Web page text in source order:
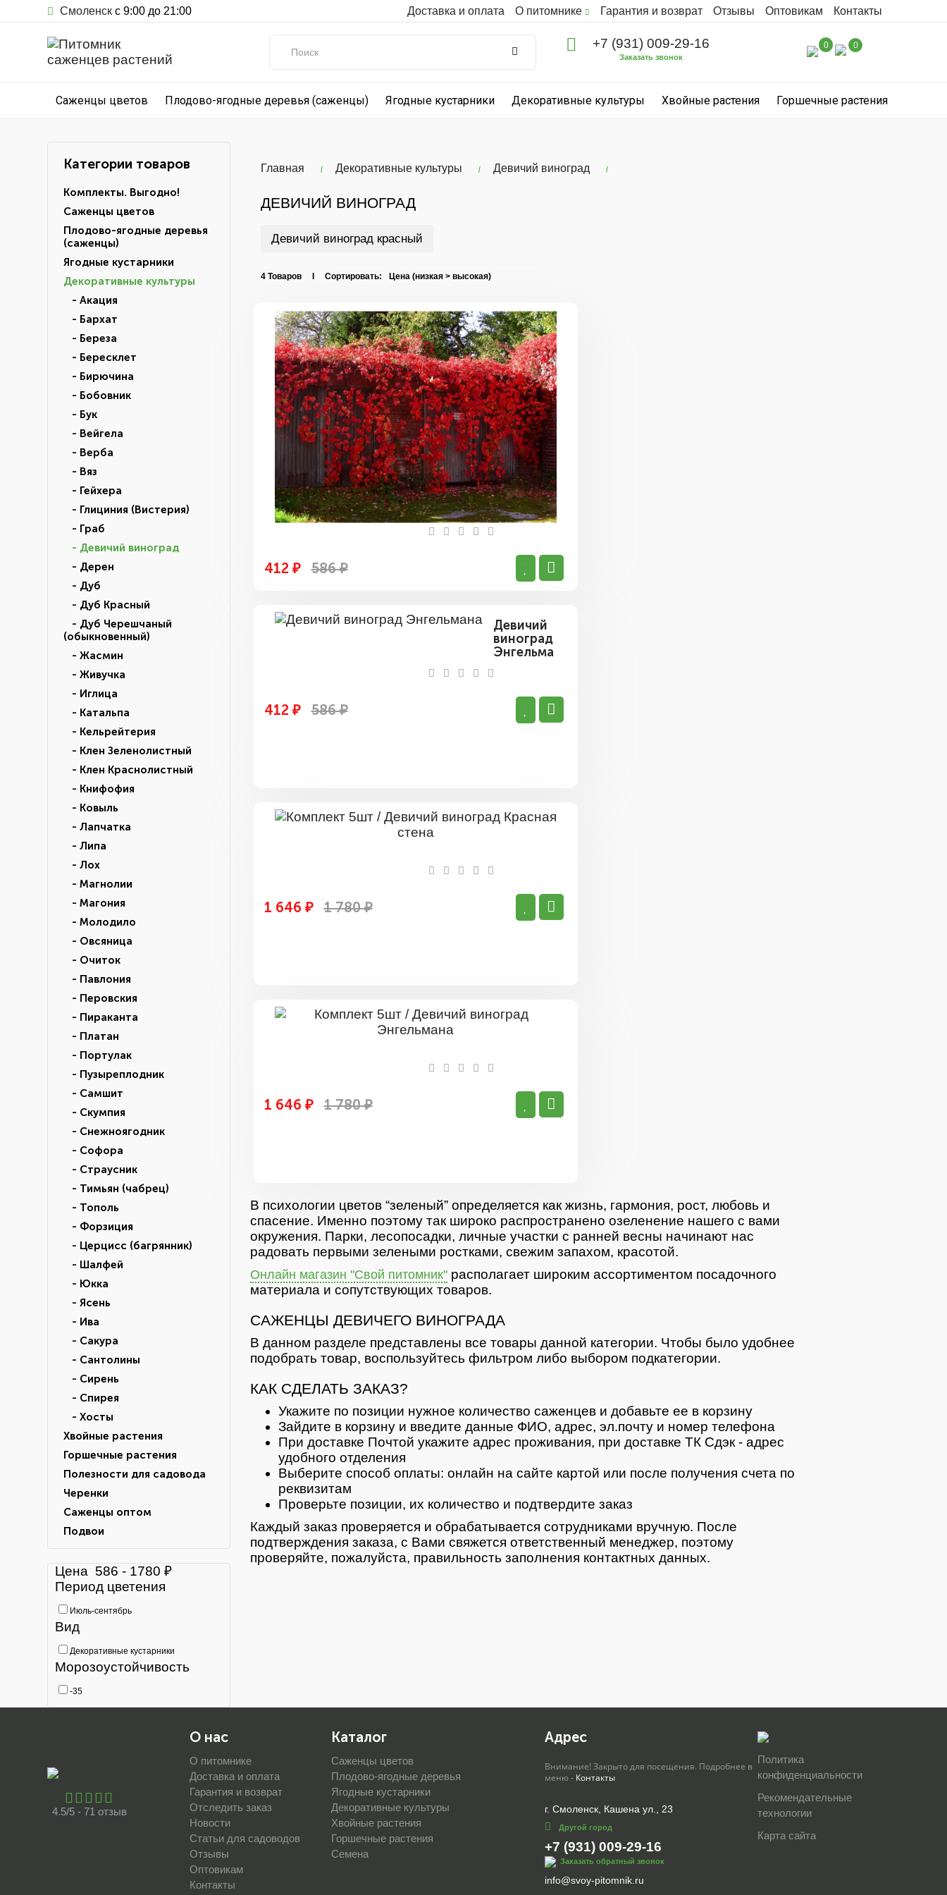
Смоленск с 9:00 до 21:00 Доставка и оплата О питомнике Гарантия и возврат Отзывы Оптовикам Контакты
+7 (931) 009-29-16
Заказать звонок
0 0
Саженцы цветов Плодово-ягодные деревья (саженцы) Ягодные кустарники Декоративные культуры Хвойные растения Горшечные растения
Категории товаров
Комплекты. Выгодно!
Саженцы цветов
Плодово-ягодные деревья
(саженцы)
Ягодные кустарники
Декоративные культуры
- Акация
- Бархат
- Береза
- Бересклет
- Бирючина
- Бобовник
- Бук
- Вейгела
- Верба
- Вяз
- Гейхера
- Глициния (Вистерия)
- Граб
- Девичий виноград
- Дерен
- Дуб
- Дуб Красный
- Дуб Черешчаный
(обыкновенный)
- Жасмин
- Живучка
- Иглица
- Катальпа
- Кельрейтерия
- Клен Зеленолистный
- Клен Краснолистный
- Книфофия
- Ковыль
- Лапчатка
- Липа
- Лох
- Магнолии
- Магония
- Молодило
- Овсяница
- Очиток
- Павлония
- Перовския
- Пираканта
- Платан
- Портулак
- Пузыреплодник
- Самшит
- Скумпия
- Снежноягодник
- Софора
- Страусник
- Тимьян (чабрец)
- Тополь
- Форзиция
- Церцисс (багрянник)
- Шалфей
- Юкка
- Ясень
- Ива
- Сакура
- Сантолины
- Сирень
- Спирея
- Хосты
Хвойные растения
Горшечные растения
Полезности для садовода
Черенки
Саженцы оптом
Подвои
Цена 586 - 1780 ₽
Период цветения
Июль-сентябрь
Вид
Декоративные кустарники
Морозоустойчивость
-35
Главная Декоративные культуры Девичий виноград
ДЕВИЧИЙ ВИНОГРАД
Девичий виноград красный
4 Товаров I Сортировать:
412 ₽ 586 ₽
Девичий
виноград
Энгельмана
412 ₽ 586 ₽
1 646 ₽ 1 780 ₽
1 646 ₽ 1 780 ₽
В психологии цветов “зеленый” определяется как жизнь, гармония, рост, любовь и
спасение. Именно поэтому так широко распространено озеленение нашего с вами
окружения. Парки, лесопосадки, личные участки с ранней весны начинают нас
радовать первыми зелеными ростками, свежим запахом, красотой.
Онлайн магазин "Свой питомник"располагает широким ассортиментом посадочного
материала и сопутствующих товаров.
САЖЕНЦЫ ДЕВИЧЕГО ВИНОГРАДА
В данном разделе представлены все товары данной категории. Чтобы было удобнее
подобрать товар, воспользуйтесь фильтром либо выбором подкатегории.
КАК СДЕЛАТЬ ЗАКАЗ?
Укажите по позиции нужное количество саженцев и добавьте ее в корзину
Зайдите в корзину и введите данные ФИО, адрес, эл.почту и номер телефона
При доставке Почтой укажите адрес проживания, при доставке ТК Сдэк - адрес
удобного отделения
Выберите способ оплаты: онлайн на сайте картой или после получения счета по
реквизитам
Проверьте позиции, их количество и подтвердите заказ
Каждый заказ проверяется и обрабатывается сотрудниками вручную. После
подтверждения заказа, с Вами свяжется ответственный менеджер, поэтому
проверяйте, пожалуйста, правильность заполнения контактных данных.
4.5/5 - 71 отзыв
О нас
О питомнике
Доставка и оплата
Гарантия и возврат
Отследить заказ
Новости
Статьи для садоводов
Отзывы
Оптовикам
Контакты
Каталог
Саженцы цветов
Плодово-ягодные деревья
Ягодные кустарники
Декоративные культуры
Хвойные растения
Горшечные растения
Семена
Адрес
Внимание! Закрыто для посещения. Подробнее в
меню - Контакты
г. Смоленск, Кашена ул., 23
Другой город
+7 (931) 009-29-16
Заказать обратный звонок
info@svoy-pitomnik.ru
Политика
конфиденциальности
Рекомендательные
технологии
Карта сайта